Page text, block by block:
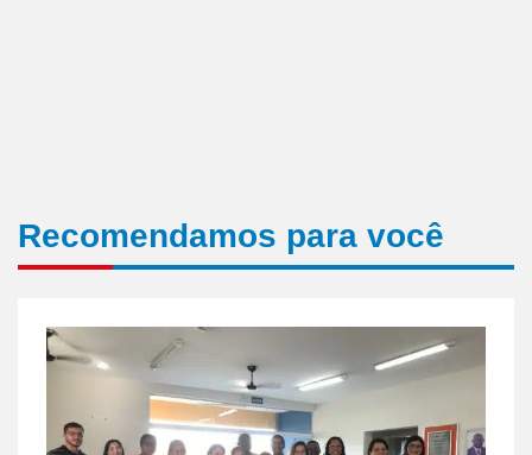
Recomendamos para você